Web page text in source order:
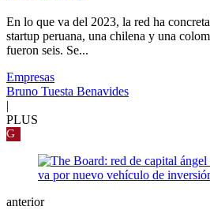
En lo que va del 2023, la red ha
startup peruana, una chilena y una
fueron seis. Se...
Empresas
Bruno Tuesta Benavides
PLUS
G
anterior